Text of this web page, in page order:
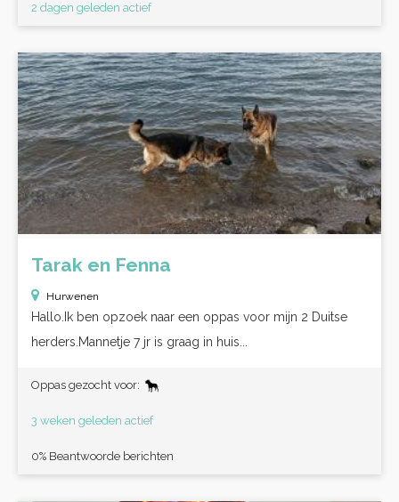
2 dagen geleden actief
Tarak en Fenna
Hurwenen
Hallo.Ik ben opzoek naar een oppas voor mijn 2 Duitse
herders.Mannetje 7 jr is graag in huis...
Oppas gezocht voor:
3 weken geleden actief
0% Beantwoorde berichten